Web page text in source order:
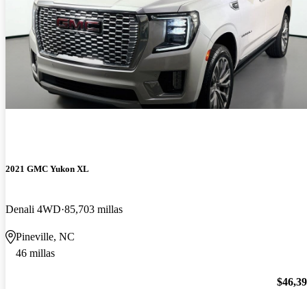
2021 GMC Yukon XL
Denali 4WD 85,703 millas
Pineville, NC
46 millas